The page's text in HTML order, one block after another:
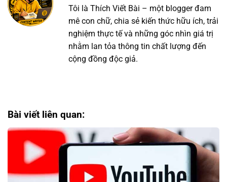
Tôi là Thích Viết Bài – một blogger đam
mê con chữ, chia sẻ kiến thức hữu ích, trải
nghiệm thực tế và những góc nhìn giá trị
nhằm lan tỏa thông tin chất lượng đến
cộng đồng độc giả.
Bài viết liên quan: